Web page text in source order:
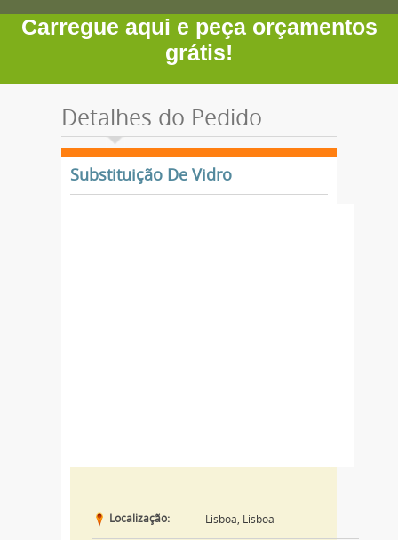
Carregue aqui e peça orçamentos
grátis!
Detalhes do Pedido
Substituição De Vidro
Localização: Lisboa, Lisboa